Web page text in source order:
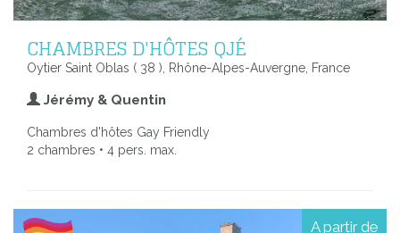
CHAMBRES D'HÔTES QJÉ
Oytier Saint Oblas ( 38 ), Rhône-Alpes-Auvergne, France
Jérémy & Quentin
Chambres d'hôtes Gay Friendly
2 chambres • 4 pers. max.
A partir de